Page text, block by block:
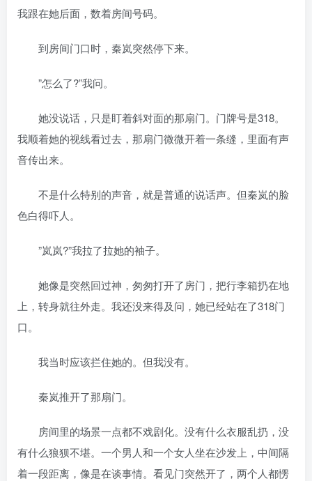
我跟在她后面，数着房间号码。
到房间门口时，秦岚突然停下来。
”怎么了?”我问。
她没说话，只是盯着斜对面的那扇门。门牌号是318。
我顺着她的视线看过去，那扇门微微开着一条缝，里面有声
音传出来。
不是什么特别的声音，就是普通的说话声。但秦岚的脸
色白得吓人。
”岚岚?”我拉了拉她的袖子。
她像是突然回过神，匆匆打开了房门，把行李箱扔在地
上，转身就往外走。我还没来得及问，她已经站在了318门
口。
我当时应该拦住她的。但我没有。
秦岚推开了那扇门。
房间里的场景一点都不戏剧化。没有什么衣服乱扔，没
有什么狼狈不堪。一个男人和一个女人坐在沙发上，中间隔
着一段距离，像是在谈事情。看见门突然开了，两个人都愣